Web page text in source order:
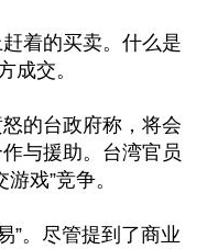
着的买卖。什么是
成交。
的台政府称，将会
与援助。台湾官员
戏”竞争。
”。尽管提到了商业